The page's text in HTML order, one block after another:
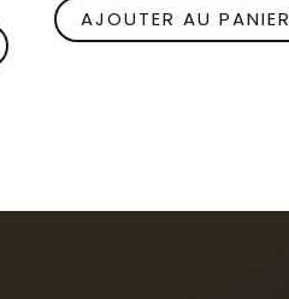
AJOUTER AU PANIER